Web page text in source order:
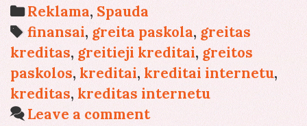
Categories
Reklama, Spauda
Tags
finansai, greita paskola, greitas
kreditas, greitieji kreditai, greitos
paskolos, kreditai, kreditai internetu,
kreditas, kreditas internetu
Leave a comment